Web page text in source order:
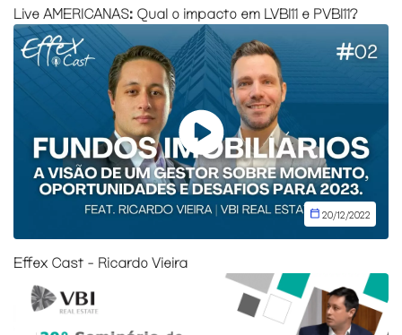
Live AMERICANAS: Qual o impacto em LVBI11 e PVBI11?
20/12/2022
Effex Cast - Ricardo Vieira